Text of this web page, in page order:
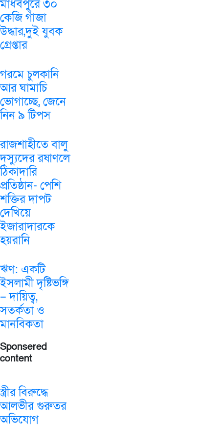
মাধবপুরে ৩০
কেজি গাঁজা
উদ্ধার,দুই যুবক
গ্রেপ্তার
গরমে চুলকানি
আর ঘামাচি
ভোগাচ্ছে, জেনে
নিন ৯ টিপস
রাজশাহীতে বালু
দস্যুদের রষাণলে
ঠিকাদারি
প্রতিষ্ঠান- পেশি
শক্তির দাপট
দেখিয়ে
ইজারাদারকে
হয়রানি
ঋণ: একটি
ইসলামী দৃষ্টিভঙ্গি
– দায়িত্ব,
সতর্কতা ও
মানবিকতা
Sponsered
content
স্ত্রীর বিরুদ্ধে
আলভীর গুরুতর
অভিযোগ